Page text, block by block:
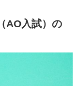
AO入試）の